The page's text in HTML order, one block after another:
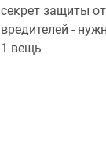
секрет защиты от
вредителей -
1 вещь